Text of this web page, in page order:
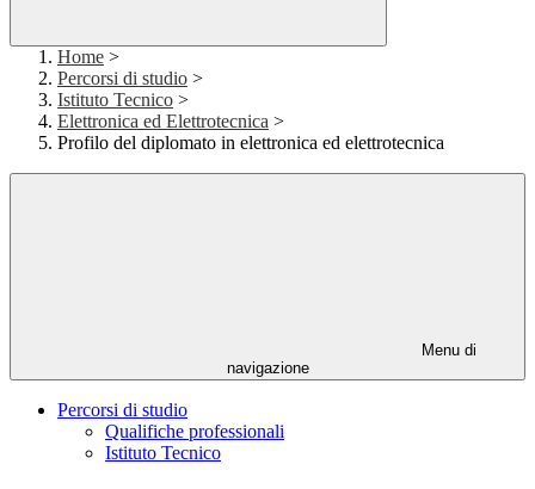
Home >
Percorsi di studio >
Istituto Tecnico >
Elettronica ed Elettrotecnica >
Profilo del diplomato in elettronica ed elettrotecnica
Menu di
navigazione
Percorsi di studio
Qualifiche professionali
Istituto Tecnico